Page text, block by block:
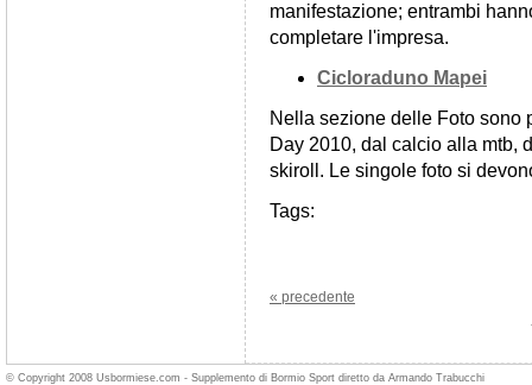
manifestazione; entrambi
completare l'impresa.
Cicloraduno Mapei
Nella sezione delle Foto sono
Day 2010, dal calcio alla mtb,
skiroll. Le singole foto si
Tags:
« precedente
© Copyright 2008 Usbormiese.com - Supplemento di Bormio Sport diretto da Armando Trabucchi